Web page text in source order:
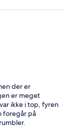
der er
er meget
ikke i top, fyren
foregår på